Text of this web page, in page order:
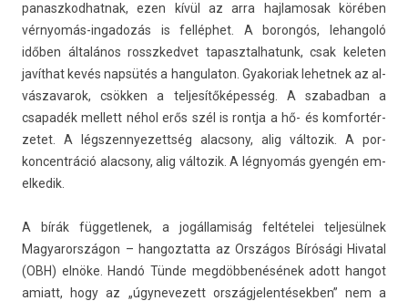
panaszkod­hatnak, ezen kívül az arra haj­lamosak körében
vérnyomás-ingadozás is felléphet. A boron­gós, lehan­goló
időben általános rosszked­vet tapasztal­hatunk, csak kelet­en
javíthat kevés napsütés a han­gulaton. Gyakoriak lehet­nek az al­
vás­zavarok, csökken a tel­jesítőképes­ség. A szabad­ban a
csapadék mel­lett néhol erős szél is rontja a hő- és kom­fortér­
zetet. A légszen­nyezettség al­ac­sony, alig vál­tozik. A por­
koncentráció al­ac­sony, alig vál­tozik. A légnyomás gyengén em­
el­kedik.
A bírák füg­getlenek, a jogál­lamiság feltételei tel­jesül­nek
Magyarországon – han­goz­tatta az Országos Bírósági Hivat­al
(OBH) elnöke. Handó Tünde megdöbbenésének adott han­got
amiatt, hogy az „úgynevezett ország­jelen­tésekb­en” nem a